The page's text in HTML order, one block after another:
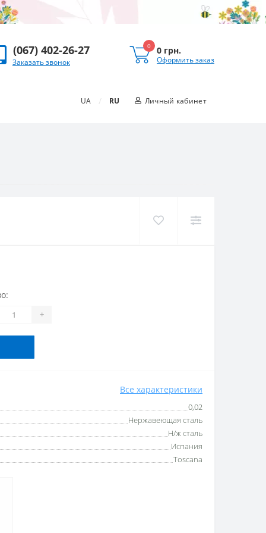
(067) 402-26-27
Заказать звонок
0 0 грн.
Оформить заказ
UA / RU Личный кабинет
+
Все характеристики
0,02
Нержавеющая сталь
Н/ж сталь
Испания
Toscana